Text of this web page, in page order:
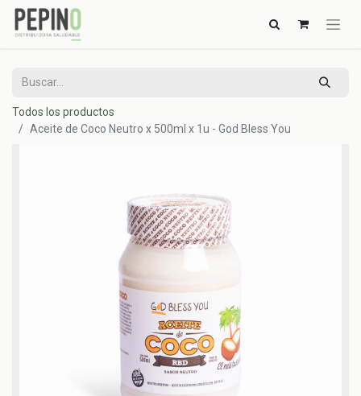
Todos los productos
Aceite de Coco Neutro x 500ml x 1u - God Bless You